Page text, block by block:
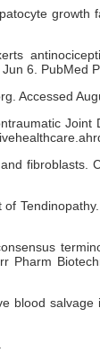
growth
6. PubMed
Accessed
Joint
fibroblasts.
blood